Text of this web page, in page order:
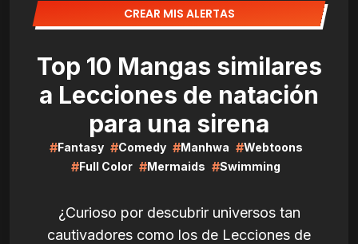
CREAR MIS ALERTAS
Top 10 Mangas similares
a Lecciones de natación
para una sirena
#Fantasy #Comedy #Manhwa #Webtoons
#Full Color #Mermaids #Swimming
¿Curioso por descubrir universos tan
cautivadores como los de Lecciones de